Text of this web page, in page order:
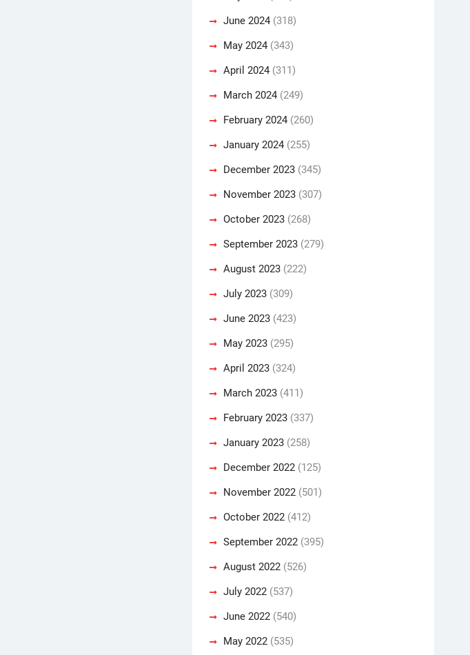
June 2024 (318)
May 2024 (343)
April 2024 (311)
March 2024 (249)
February 2024 (260)
January 2024 (255)
December 2023 (345)
November 2023 (307)
October 2023 (268)
September 2023 (279)
August 2023 (222)
July 2023 (309)
June 2023 (423)
May 2023 (295)
April 2023 (324)
March 2023 (411)
February 2023 (337)
January 2023 (258)
December 2022 (125)
November 2022 (501)
October 2022 (412)
September 2022 (395)
August 2022 (526)
July 2022 (537)
June 2022 (540)
May 2022 (535)